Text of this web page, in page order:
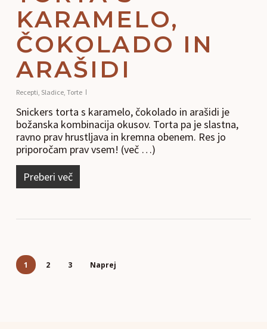
KARAMELO,
ČOKOLADO IN
ARAŠIDI
Recepti, Sladice, Torte
Snickers torta s karamelo, čokolado in arašidi je
božanska kombinacija okusov. Torta pa je slastna,
ravno prav hrustljava in kremna obenem. Res jo
priporočam prav vsem! (več …)
Preberi več
1 2 3 Naprej